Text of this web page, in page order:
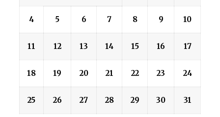
4 5 6 7 8 9 10
11 12 13 14 15 16 17
18 19 20 21 22 23 24
25 26 27 28 29 30 31